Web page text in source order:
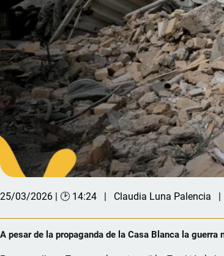
25/03/2026 | 🕑 14:24 Claudia Luna Palencia
A pesar de la propaganda de la Casa Blanca la